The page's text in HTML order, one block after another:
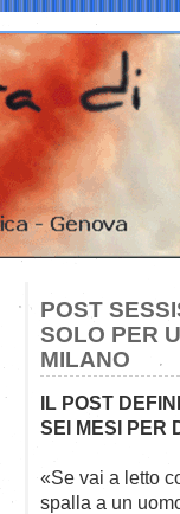
POST
SOLO PER
MILANO
IL POST
SEI MESI PER
«Se vai a letto
spalla a un